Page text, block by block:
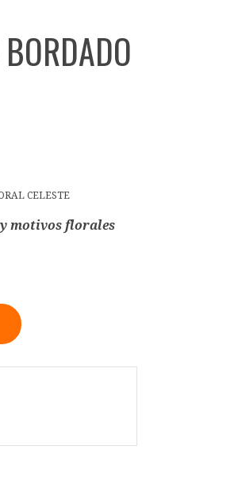
CELESTE
motivos florales